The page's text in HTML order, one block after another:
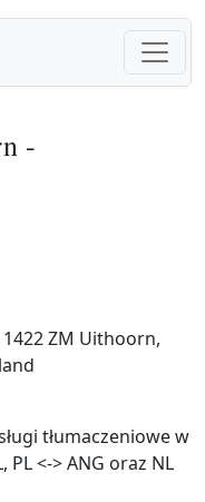
-
ZM Uithoorn,
tłumaczeniowe w
PL <-> ANG oraz NL